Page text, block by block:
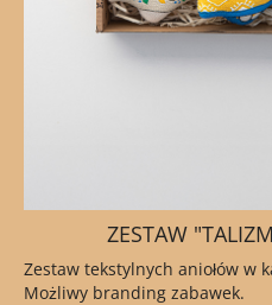
ZESTAW
Zestaw tekstylnych aniołów w
Możliwy branding zabawek.